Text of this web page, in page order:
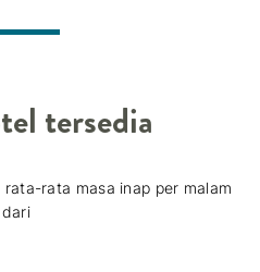
tersedia
rata masa inap per malam
dari